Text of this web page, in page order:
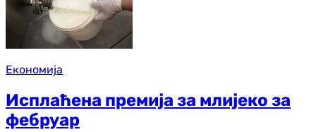
Економија
Исплаћена премија за млијеко за
фебруар